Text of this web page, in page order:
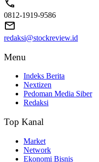
0812-1919-9586
redaksi@stockreview.id
Menu
Indeks Berita
Nextizen
Pedoman Media Siber
Redaksi
Top Kanal
Market
Network
Ekonomi Bisnis